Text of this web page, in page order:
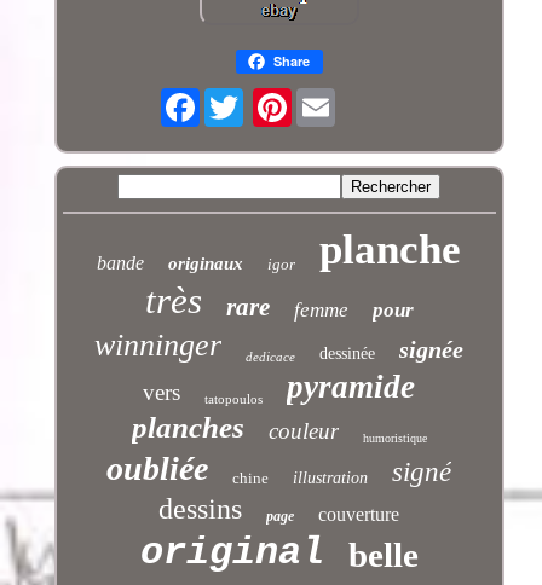
Share
Facebook Pinterest
bande originaux igor planche
très rare femme pour
winninger dedicace dessinée signée
vers tatopoulos pyramide
planches couleur humoristique
oubliée chine illustration signé
dessins page couverture
original belle